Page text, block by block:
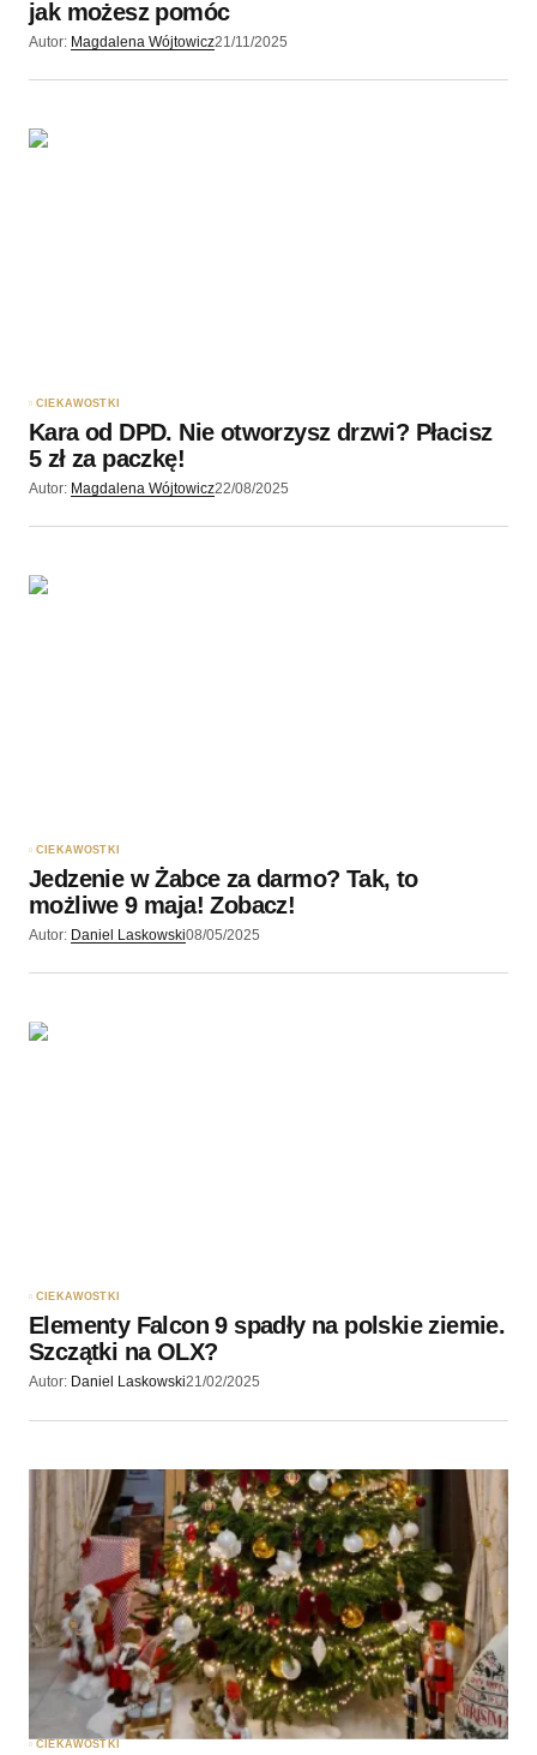
jak możesz pomóc
Autor: Magdalena Wójtowicz21/11/2025
CIEKAWOSTKI
Kara od DPD. Nie otworzysz drzwi? Płacisz
5 zł za paczkę!
Autor: Magdalena Wójtowicz22/08/2025
CIEKAWOSTKI
Jedzenie w Żabce za darmo? Tak, to
możliwe 9 maja! Zobacz!
Autor: Daniel Laskowski08/05/2025
CIEKAWOSTKI
Elementy Falcon 9 spadły na polskie ziemie.
Szczątki na OLX?
Autor: Daniel Laskowski21/02/2025
CIEKAWOSTKI